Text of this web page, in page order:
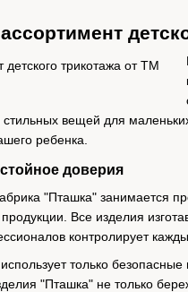
стильных вещей для
ребенка.
доверия
"Пташка" занимается
Все изделия
контролирует
только
"Пташка" не только